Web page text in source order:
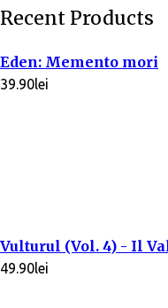
Recent Products
Eden: Memento mori
39.90lei
Vulturul (Vol. 4) - Il
49.90lei